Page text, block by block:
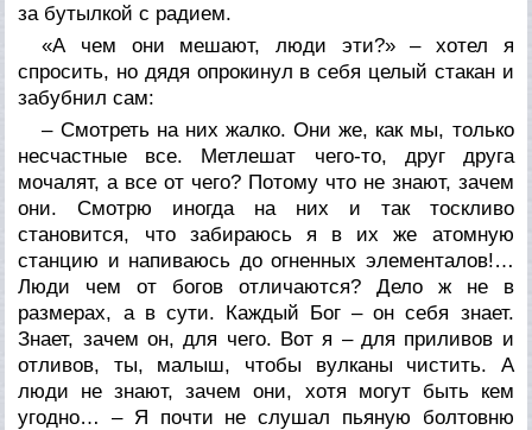
за бутылкой с радием.
«А чем они мешают, люди эти?» – хотел я
спросить, но дядя опрокинул в себя целый стакан и
забубнил сам:
– Смотреть на них жалко. Они же, как мы, только
несчастные все. Метлешат чего-то, друг друга
мочалят, а все от чего? Потому что не знают, зачем
они. Смотрю иногда на них и так тоскливо
становится, что забираюсь я в их же атомную
станцию и напиваюсь до огненных элементалов!…
Люди чем от богов отличаются? Дело ж не в
размерах, а в сути. Каждый Бог – он себя знает.
Знает, зачем он, для чего. Вот я – для приливов и
отливов, ты, малыш, чтобы вулканы чистить. А
люди не знают, зачем они, хотя могут быть кем
угодно… – Я почти не слушал пьяную болтовню